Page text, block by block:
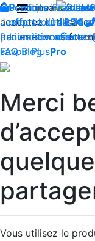
En continuant à
acceptez
panier et vous
savoir Plus)
Produits
offerte dès 35€
Livraison offerte
44 74
Boutique Fraîcheur
Jambes lourdes
Reconditionnés
FAQ Blog Pro
Merci
Vous utilisez le